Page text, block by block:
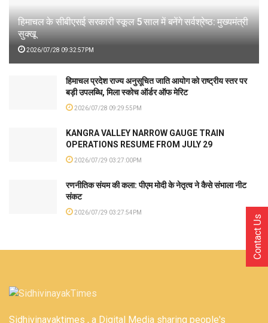
हिमाचल के सीबीएसई सरकारी स्कूल 5 साल में बनेंगे सर्वश्रेष्ठ: मुख्यमंत्री
सुक्खू
2026/07/28 09:32:57PM
हिमाचल प्रदेश राज्य अनुसूचित जाति आयोग को राष्ट्रीय स्तर पर
बड़ी उपलब्धि, मिला स्कोच ऑर्डर ऑफ मेरिट
2026/07/28 09:29:55PM
KANGRA VALLEY NARROW GAUGE TRAIN
OPERATIONS RESUME FROM JULY 29
2026/07/29 03:27:00PM
रणनीतिक संयम की कला: पीएम मोदी के नेतृत्व ने कैसे संभाला नीट
संकट
2026/07/29 03:27:54PM
Sidhivinayaktimes , a Digital Media sharing people's
Contact Us